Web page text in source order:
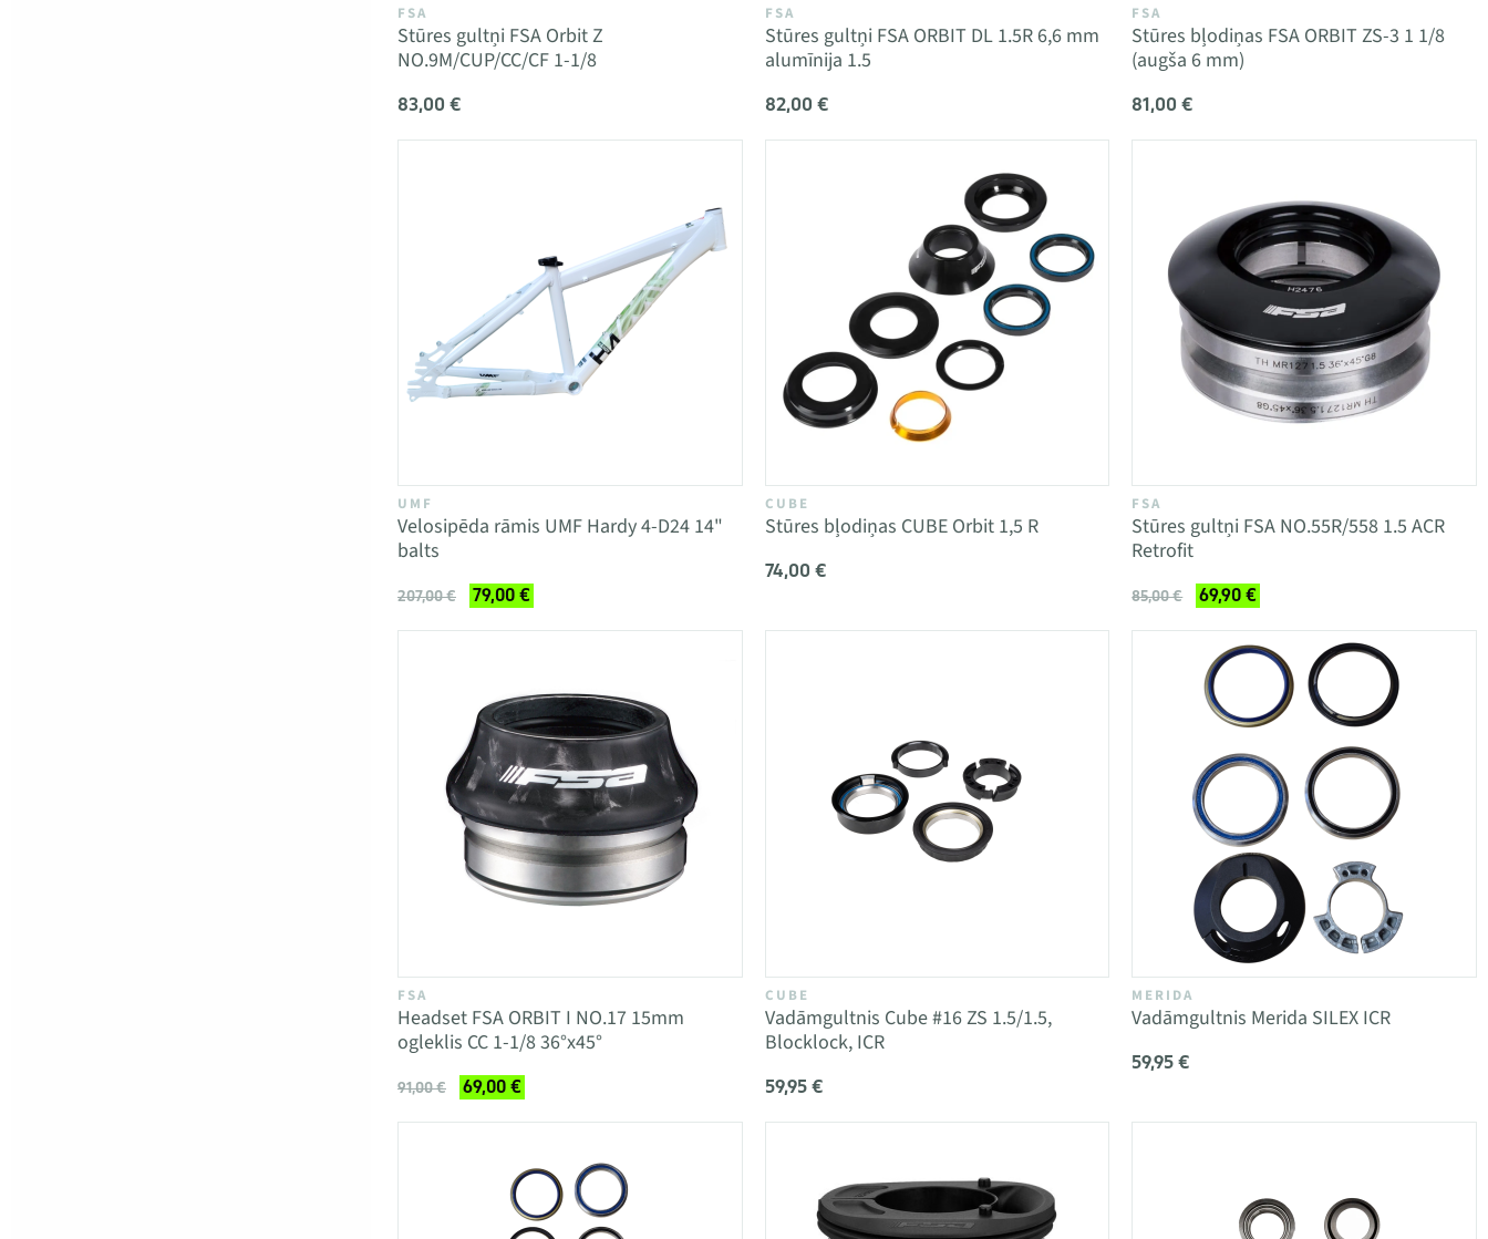
FSA
Stūres gultņi FSA Orbit Z
NO.9M/CUP/CC/CF 1-1/8
83,00 €
FSA
Stūres gultņi FSA ORBIT DL 1.5R 6,6 mm
alumīnija 1.5
82,00 €
FSA
Stūres bļodiņas FSA ORBIT ZS-3 1 1/8
(augša 6 mm)
81,00 €
UMF
Velosipēda rāmis UMF Hardy 4-D24 14"
balts
207,00 € 79,00 €
CUBE
Stūres bļodiņas CUBE Orbit 1,5 R
74,00 €
FSA
Stūres gultņi FSA NO.55R/558 1.5 ACR
Retrofit
85,00 € 69,90 €
FSA
Headset FSA ORBIT I NO.17 15mm
ogleklis CC 1-1/8 36°x45°
91,00 € 69,00 €
CUBE
Vadāmgultnis Cube #16 ZS 1.5/1.5,
Blocklock, ICR
59,95 €
MERIDA
Vadāmgultnis Merida SILEX ICR
59,95 €